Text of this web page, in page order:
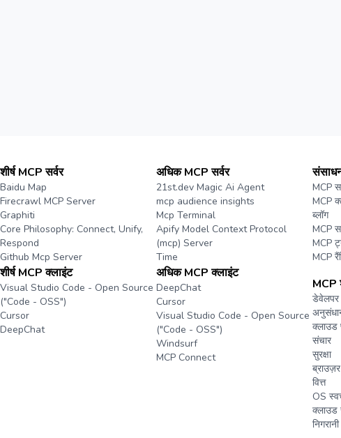
शीर्ष MCP सर्वर
Baidu Map
Firecrawl MCP Server
Graphiti
Core Philosophy: Connect, Unify,
Respond
Github Mcp Server
शीर्ष MCP क्लाइंट
Visual Studio Code - Open Source
("Code - OSS")
Cursor
DeepChat
अधिक MCP सर्वर
21st.dev Magic Ai Agent
mcp audience insights
Mcp Terminal
Apify Model Context Protocol
(mcp) Server
Time
अधिक MCP क्लाइंट
DeepChat
Cursor
Visual Studio Code - Open Source
("Code - OSS")
Windsurf
MCP Connect
MCP
MCP
ब्लॉग
MCP
MCP
MCP
MCP
क्लाउड
संचार
सुरक्षा
वित्त
OS
क्लाउड
निगरानी